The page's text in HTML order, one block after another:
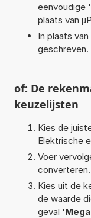
eenvoudige
plaats van
In plaats
of: De
keuzelijsten
Kies de
Elektrische
Voer
converteren.
Kies uit de
de waarde
geval '